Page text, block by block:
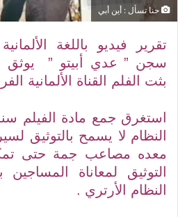
ر
ر
ن
حنا تسأل : أين أبي
تقرير فيديو باللغة
سجن ” عدي أبيتو ” يوثق
بثت الفلم القناة الألمانية
استغرق جمع مادة الفيلم
النظام لا يسمح بالتوثيق
معده مصاعب جمة حتى
التوثيق لمعاناة
النظام الأرتري .